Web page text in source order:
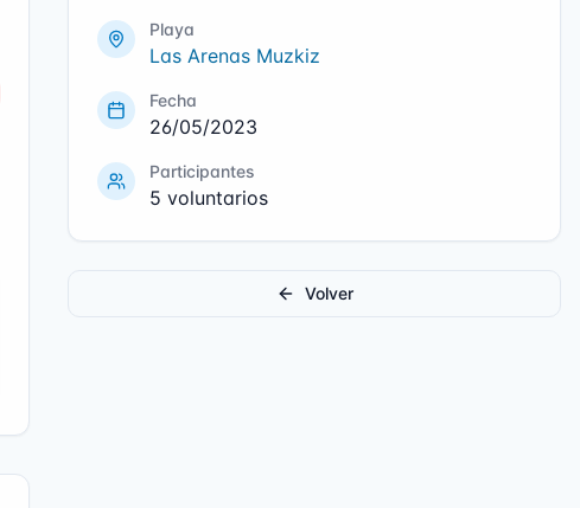
Playa
Las Arenas Muzkiz
Fecha
26/05/2023
Participantes
5 voluntarios
Volver